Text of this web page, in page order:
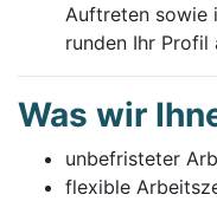
Auftreten sowie
runden Ihr Profil
Was wir
unbefristeter
flexible